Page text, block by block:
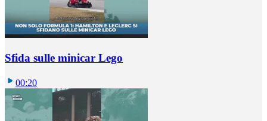
Sfida sulle minicar Lego
00:20